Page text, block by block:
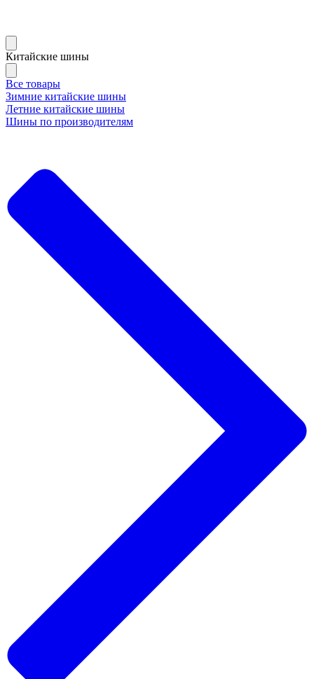
Китайские шины
Все товары
Зимние китайские шины
Летние китайские шины
Шины по производителям